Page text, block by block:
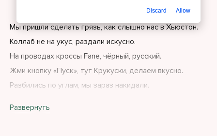
Мы пришли сделать грязь, как слышно нас в Хьюстон.
Коллаб не на укус, раздали искусно.
На проводах кроссы Fane, чёрный, русский.
Жми кнопку «Пуск», тут Крукуски, делаем вкусно.
Разбились по углам, мы зараз накидали.
Развернуть
Discard Allow